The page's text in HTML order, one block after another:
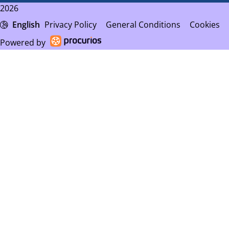
2026
English Privacy Policy General Conditions
Cookies
Powered by